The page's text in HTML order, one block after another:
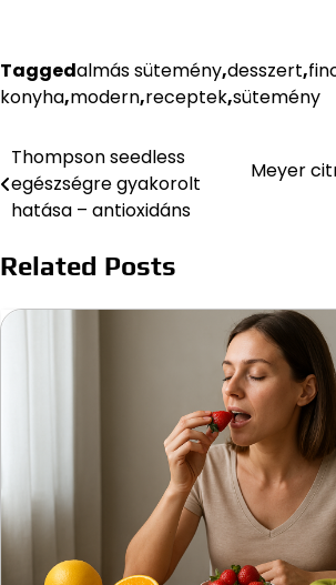
Taggedalmás sütemény,desszert,
konyha,modern,receptek,sütemény
Bejegyzés
navigáció
Thompson seedless
egészségre gyakorolt
hatása – antioxidáns
Meyer
Related Posts